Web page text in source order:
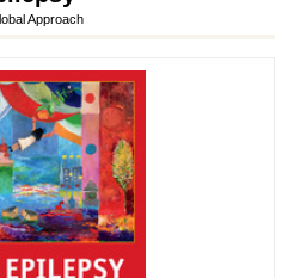
Approach